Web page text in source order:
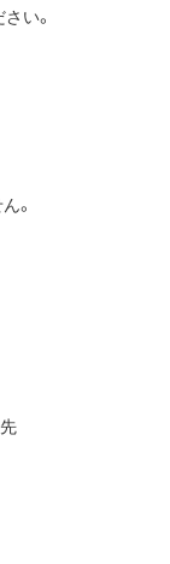
い。
。